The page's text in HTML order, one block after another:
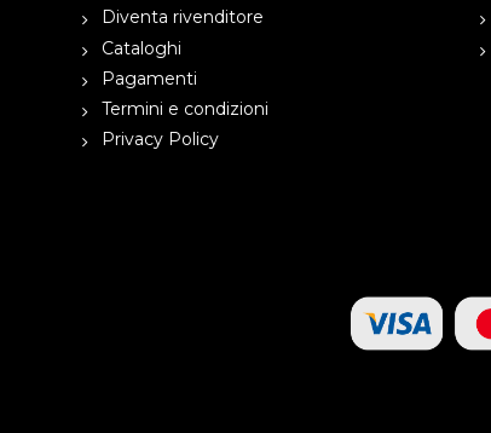
Diventa rivenditore
Cataloghi
Pagamenti
Termini e condizioni
Privacy Policy